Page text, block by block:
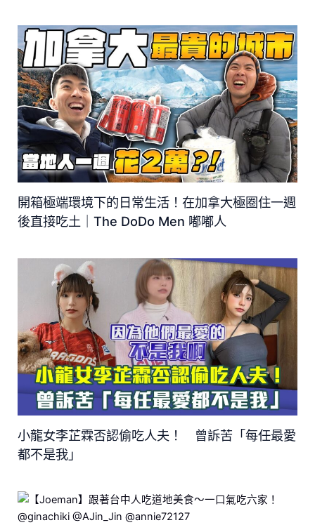
開箱極端環境下的日常生活！在加拿大極圈住一週
後直接吃土｜The DoDo Men 嘟嘟人
小龍女李芷霖否認偷吃人夫！ 曾訴苦「每任最愛
都不是我」